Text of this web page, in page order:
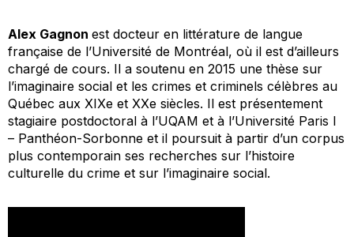
Alex Gagnon est docteur en littérature de langue
française de l’Université de Montréal, où il est d’ailleurs
chargé de cours. Il a soutenu en 2015 une thèse sur
l’imaginaire social et les crimes et criminels célèbres au
Québec aux XIXe et XXe siècles. Il est présentement
stagiaire postdoctoral à l’UQAM et à l’Université Paris I
– Panthéon-Sorbonne et il poursuit à partir d’un corpus
plus contemporain ses recherches sur l’histoire
culturelle du crime et sur l’imaginaire social.